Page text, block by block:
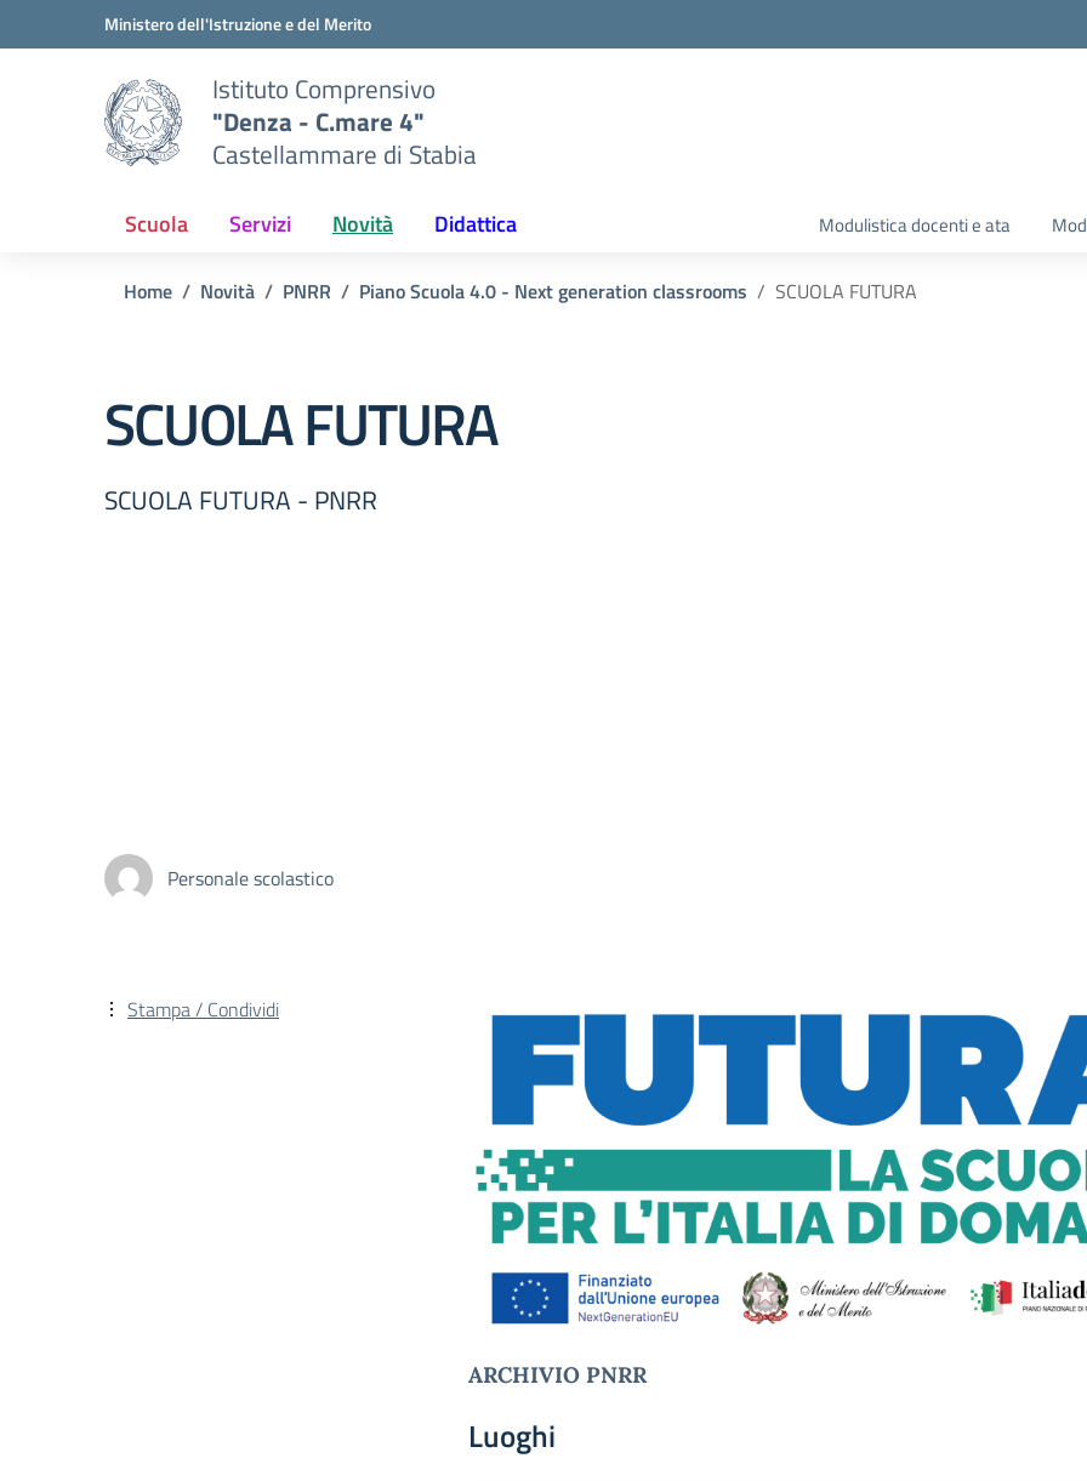
Vai ai contenuti
Vai al menu di navigazioneMinistero dell'Istruzione e del Merito
Istituto Comprensivo
"Denza - C.mare 4"
Castellammare di Stabia
Scuola Servizi Novità Didattica Modulistica docenti e ata
Home Novità PNRR Piano Scuola 4.0 - Next generation classrooms SCUOLA FUTURA
SCUOLA FUTURA
SCUOLA FUTURA - PNRR
Personale scolastico
ARCHIVIO PNRR
Luoghi
Stampa / Condividi